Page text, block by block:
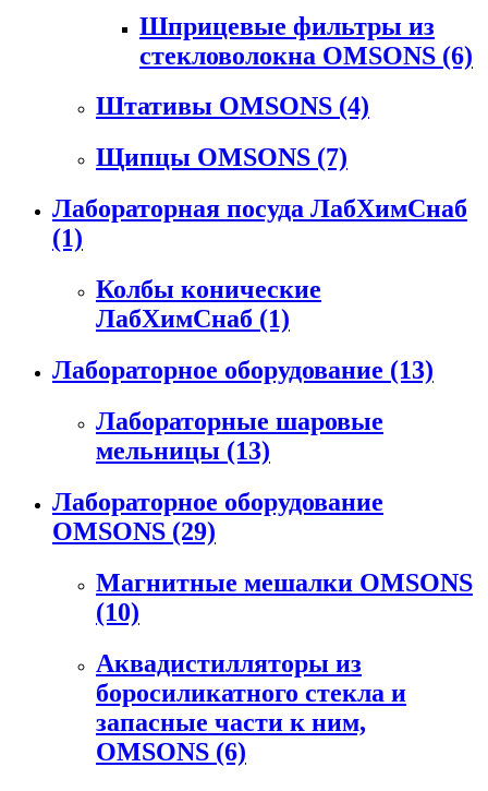
Шприцевые фильтры из
стекловолокна OMSONS (6)
Штативы OMSONS (4)
Щипцы OMSONS (7)
Лабораторная посуда ЛабХимСнаб
(1)
Колбы конические
ЛабХимСнаб (1)
Лабораторное оборудование (13)
Лабораторные шаровые
мельницы (13)
Лабораторное оборудование
OMSONS (29)
Магнитные мешалки OMSONS
(10)
Аквадистилляторы из
боросиликатного стекла и
запасные части к ним,
OMSONS (6)